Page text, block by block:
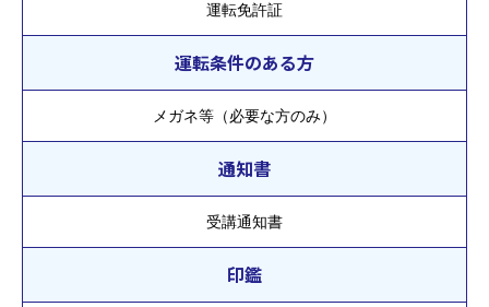
運転免許証
運転条件のある方
メガネ等（必要な方のみ）
通知書
受講通知書
印鑑